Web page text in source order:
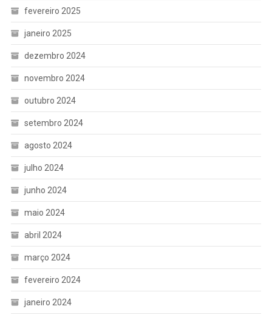
fevereiro 2025
janeiro 2025
dezembro 2024
novembro 2024
outubro 2024
setembro 2024
agosto 2024
julho 2024
junho 2024
maio 2024
abril 2024
março 2024
fevereiro 2024
janeiro 2024